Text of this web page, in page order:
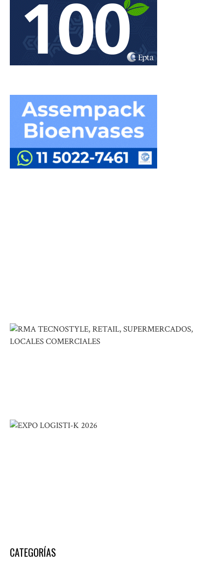
CATEGORÍAS